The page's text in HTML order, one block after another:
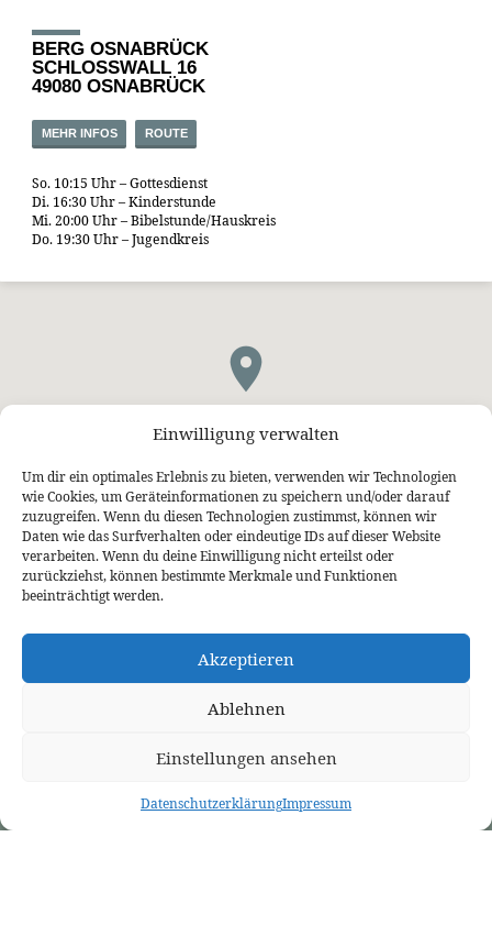
Einwilligung verwalten
Um dir ein optimales Erlebnis zu bieten, verwenden wir Technologien
wie Cookies, um Geräteinformationen zu speichern und/oder darauf
zuzugreifen. Wenn du diesen Technologien zustimmst, können wir
Daten wie das Surfverhalten oder eindeutige IDs auf dieser Website
verarbeiten. Wenn du deine Einwilligung nicht erteilst oder
zurückziehst, können bestimmte Merkmale und Funktionen
beeinträchtigt werden.
Akzeptieren
Ablehnen
Einstellungen ansehen
DatenschutzerklärungImpressum
BERG OSNABRÜCK
SCHLOSSWALL 16
49080 OSNABRÜCK
MEHR INFOS ROUTE
So. 10:15 Uhr – Gottesdienst
Di. 16:30 Uhr – Kinderstunde
Mi. 20:00 Uhr – Bibelstunde/Hauskreis
Do. 19:30 Uhr – Jugendkreis
ÜBER UNS
Wer wir sind
Unser Glaube
Kontakt
PREDIGTEN
Predigtthemen
Predigtreihen
Predigtbücher
VERANSTALTUNGEN
Kalender
Sommerfreizeit
Bekennende Evangelisch-Reformierte Gemeinde Nordhorn
Bekennende Evangelisch-Reformierte Gemeinde Gießen
Bekennende Evangelisch-Reformierte Gemeinde Tübingen